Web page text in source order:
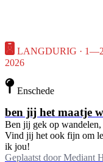
LANGDURIG ·
2026
Enschede
ben jij het maatje
Ben jij gek op
Vind jij het ook fijn om
ik jou!
Geplaatst door Mediant